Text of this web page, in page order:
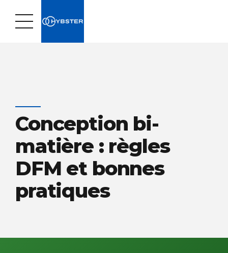
Conception bi-
matière : règles
DFM et bonnes
pratiques